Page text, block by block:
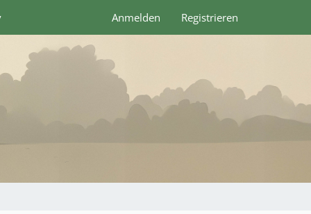
Anmelden Registrieren